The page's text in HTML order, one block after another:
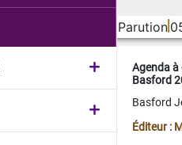
Parution
Agenda
Basford
Basford
Éditeur :